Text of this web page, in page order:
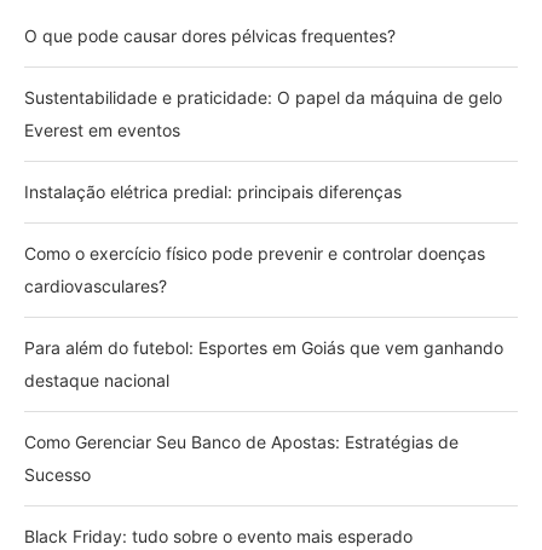
O que pode causar dores pélvicas frequentes?
Sustentabilidade e praticidade: O papel da máquina de gelo
Everest em eventos
Instalação elétrica predial: principais diferenças
Como o exercício físico pode prevenir e controlar doenças
cardiovasculares?
Para além do futebol: Esportes em Goiás que vem ganhando
destaque nacional
Como Gerenciar Seu Banco de Apostas: Estratégias de
Sucesso
Black Friday: tudo sobre o evento mais esperado